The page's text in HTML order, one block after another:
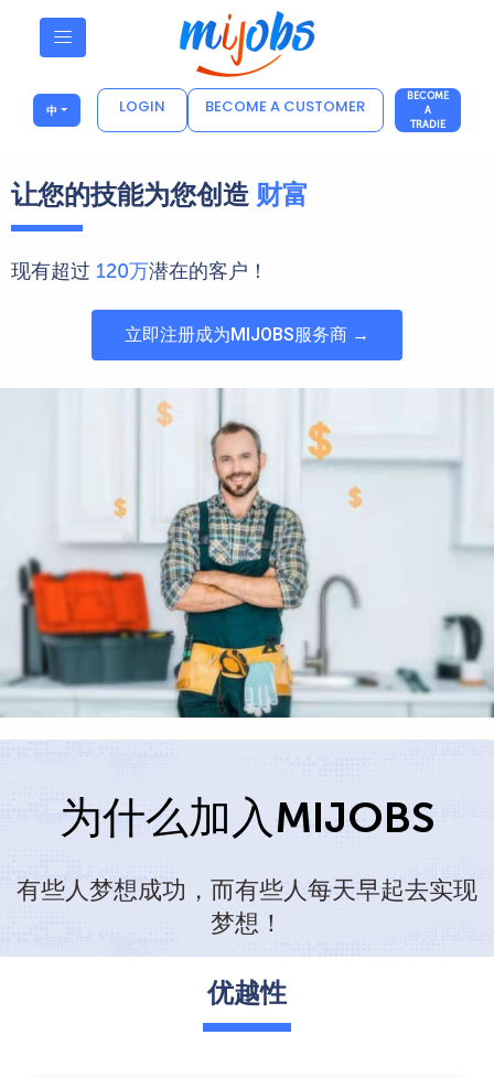
中 LOGIN BECOME A CUSTOMER
BECOME
A
TRADIE
让您的技能为您创造 财富
现有超过 120万潜在的客户！
立即注册成为MIJOBS服务商 →
为什么加入MIJOBS
有些人梦想成功，而有些人每天早起去实现
梦想！
优越性